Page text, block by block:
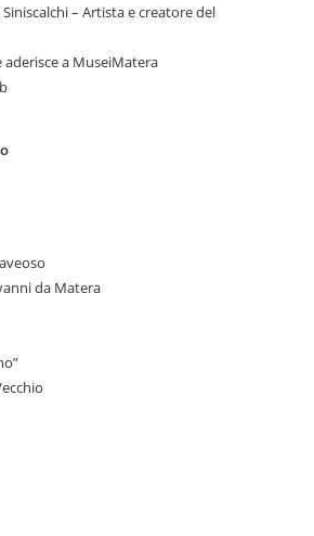
– Artista e creatore del
aderisce a MuseiMatera
da Matera